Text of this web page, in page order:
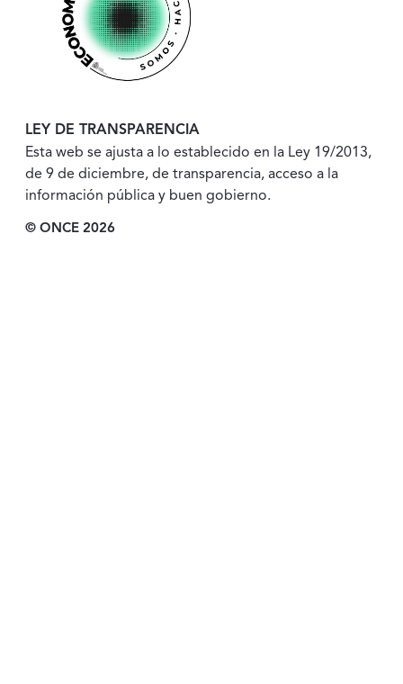
LEY DE TRANSPARENCIA
Esta web se ajusta a lo establecido en la Ley 19/2013,
de 9 de diciembre, de transparencia, acceso a la
información pública y buen gobierno.
© ONCE 2026